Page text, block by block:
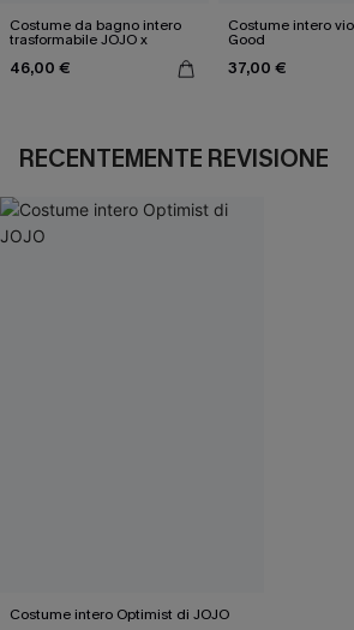
Costume da bagno intero
trasformabile JOJO x
46,00 €
Costume intero
Good
37,00 €
RECENTEMENTE REVISIONE
Costume intero Optimist di JOJO